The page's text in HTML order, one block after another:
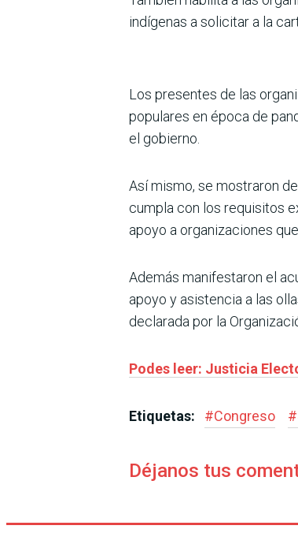
indígenas a solicitar a la
Los presentes de las
populares en época de
el gobierno.
Así mismo, se mostraron
cumpla con los requisitos
apoyo a organizaciones
Además manifestaron el
apoyo y asistencia a las
declarada por la
Podes leer: Justicia
Etiquetas: #Congreso #
Déjanos tus